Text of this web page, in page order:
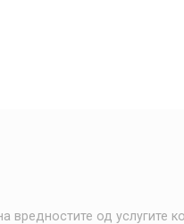
вредностите од услугите